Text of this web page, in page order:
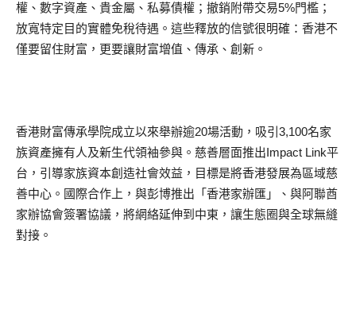
權、數字資產、貴金屬、私募債權；撤銷附帶交易5%門檻；
放寬特定目的實體免稅待遇。這些釋放的信號很明確：香港不
僅要留住財富，更要讓財富增值、傳承、創新。
香港財富傳承學院成立以來舉辦逾20場活動，吸引3,100名家
族資產擁有人及新生代領袖參與。慈善層面推出Impact Link平
台，引導家族資本創造社會效益，目標是將香港發展為區域慈
善中心。國際合作上，與彭博推出「香港家辦匯」、與阿聯酋
家辦協會簽署協議，將網絡延伸到中東，讓生態圈與全球無縫
對接。